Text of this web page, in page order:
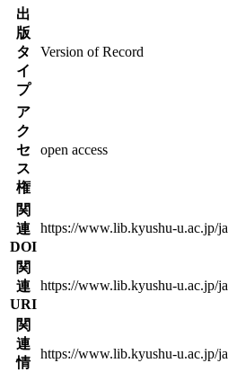
出
版
タ
イ
プ
Version of Record
ア
ク
セ
ス
権
open access
関
連
DOI
https://www.lib.kyushu-u.ac.jp/ja
関
連
URI
https://www.lib.kyushu-u.ac.jp/ja
関
連
情
https://www.lib.kyushu-u.ac.jp/ja